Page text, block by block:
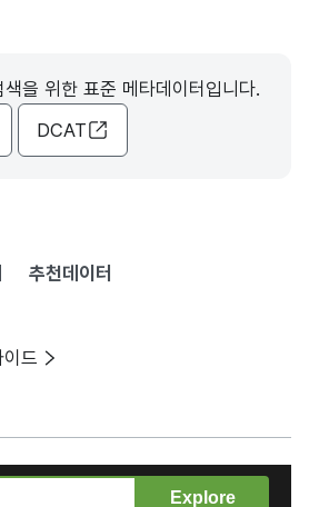
을 위한 표준 메타데이터입니다.
DCAT
추천데이터
드
Explore